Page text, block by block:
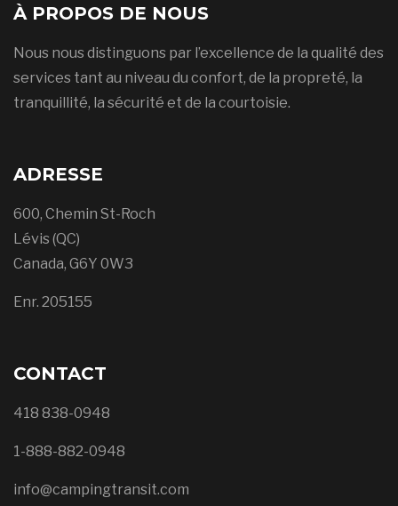
À PROPOS DE NOUS
Nous nous distinguons par l’excellence de la qualité des
services tant au niveau du confort, de la propreté, la
tranquillité, la sécurité et de la courtoisie.
ADRESSE
600, Chemin St-Roch
Lévis (QC)
Canada, G6Y 0W3
Enr. 205155
CONTACT
418 838-0948
1-888-882-0948
info@campingtransit.com